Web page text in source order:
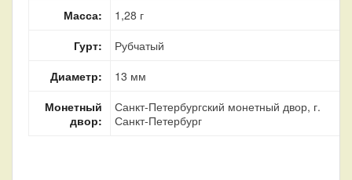
Масса:
1,28 г
Гурт:
Рубчатый
Диаметр:
13 мм
Монетный
двор:
Санкт-Петербургский монетный двор, г.
Санкт-Петербург